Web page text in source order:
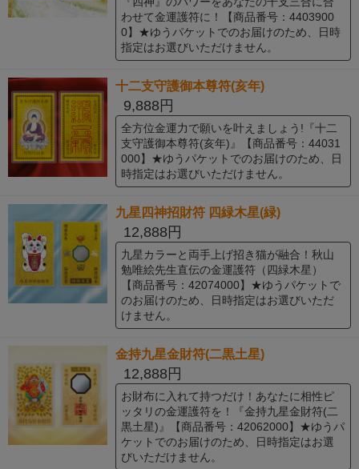
わせて金運護符に！【商品番号：4403900
0】★ゆうパケットでのお届けのため、日時
指定はお選びいただけません。
十二支守護御本尊符(亥年)
9,888円
全方位金運力で願いを叶えましょう!『十二
支守護御本尊符(亥年)』【商品番号：44031
000】★ゆうパケットでのお届けのため、日
時指定はお選びいただけません。
九星四神招財符 四緑木星(緑)
12,888円
九星カラーと両手上げ招き猫が融合！秋山
勉唯絵先生直伝の金運護符（四緑木星）
【商品番号：42074000】★ゆうパケットで
のお届けのため、日時指定はお選びいただ
けません。
金持九星金財符(二黒土星)
12,888円
お財布に入れて持つだけ！あなたに相性ピ
ッタリの金運護符を！『金持九星金財符(二
黒土星)』【商品番号：42062000】★ゆうパ
ケットでのお届けのため、日時指定はお選
びいただけません。